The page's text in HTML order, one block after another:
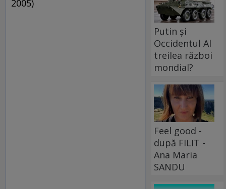
2005)
Putin și
Occidentul Al
treilea război
mondial?
Feel good -
după FILIT -
Ana Maria
SANDU